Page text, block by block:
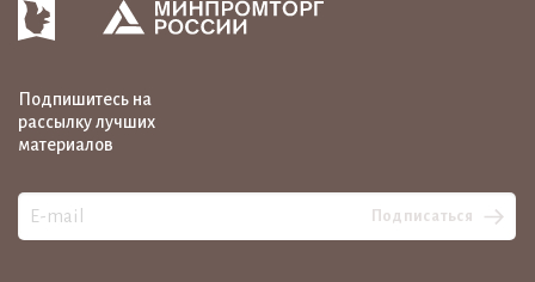
Подпишитесь на
рассылку лучших
материалов
Подписаться